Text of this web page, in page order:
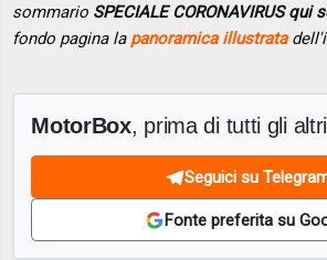
sommario SPECIALE CORONAVIRUS qui
fondo pagina la panoramica illustrata
MotorBox, prima di tutti gli altri
Seguici su
Fonte preferita su